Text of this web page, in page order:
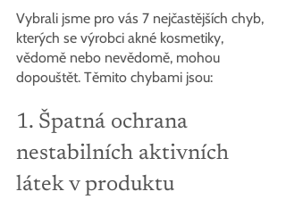
Vybrali jsme pro vás 7 nejčastějších chyb,
kterých se výrobci akné kosmetiky,
vědomě nebo nevědomě, mohou
dopouštět. Těmito chybami jsou:
1. Špatná ochrana
nestabilních aktivních
látek v produktu